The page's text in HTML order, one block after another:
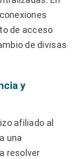
de acceso
de divisas
y
afiliado al
una
resolver